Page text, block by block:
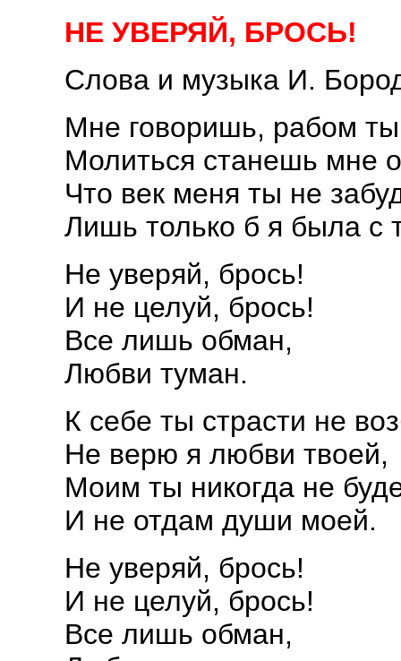
НЕ УВЕРЯЙ, БРОСЬ!
Слова и музыка И.
Мне говоришь, рабом
Молиться станешь мне
Что век меня ты не
Лишь только б я была с
Не уверяй, брось!
И не целуй, брось!
Все лишь обман,
Любви туман.
К себе ты страсти не
Не верю я любви твоей,
Моим ты никогда не
И не отдам души моей.
Не уверяй, брось!
И не целуй, брось!
Все лишь обман,